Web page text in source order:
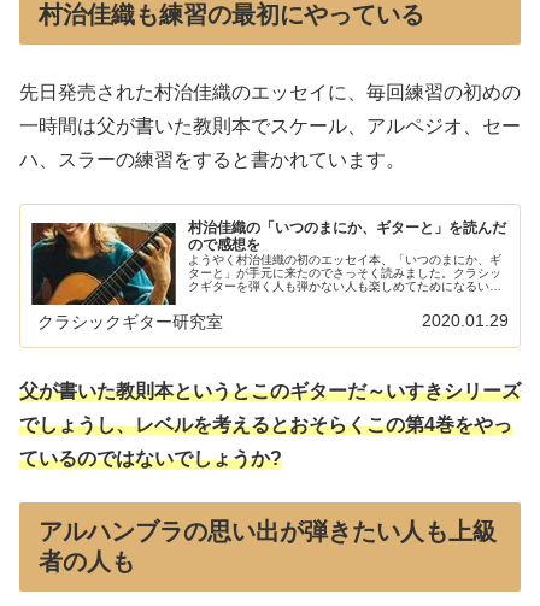
村治佳織も練習の最初にやっている
先日発売された村治佳織のエッセイに、毎回練習の初めの
一時間は父が書いた教則本でスケール、アルペジオ、セー
ハ、スラーの練習をすると書かれています。
村治佳織の「いつのまにか、ギターと」を読んだ
ので感想を
ようやく村治佳織の初のエッセイ本、「いつのまにか、ギ
ターと」が手元に来たのでさっそく読みました。クラシッ
クギターを弾く人も弾かない人も楽しめてためになるいい
織のギター人生と音楽観だけでなく...
クラシックギター研究室 2020.01.29
父が書いた教則本というとこのギターだ～いすきシリーズ
でしょうし、レベルを考えるとおそらくこの第4巻をやっ
ているのではないでしょうか?
アルハンブラの思い出が弾きたい人も上級
者の人も